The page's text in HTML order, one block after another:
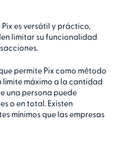
es versátil y práctico,
limitar su funcionalidad
permite Pix como método
máximo a la cantidad
una persona puede
o en total. Existen
mínimos que las empresas